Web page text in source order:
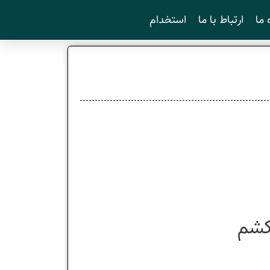
ما ارتباط با ما استخدام